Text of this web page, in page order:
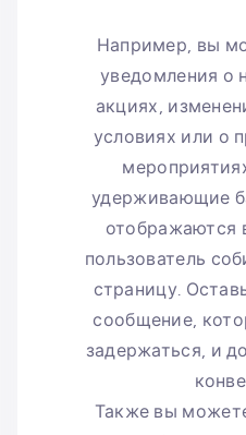
Например, вы
уведомления о
акциях,
условиях или о
удерживающие
отображаются
пользователь
страницу.
сообщение,
задержаться, и
Также вы